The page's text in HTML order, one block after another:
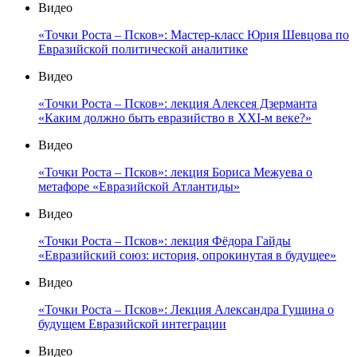
Видео
«Точки Роста – Псков»: Мастер-класс Юрия Шевцова по
Евразийской политической аналитике
Видео
«Точки Роста – Псков»: лекция Алексея Дзерманта
«Каким должно быть евразийство в XXI-м веке?»
Видео
«Точки Роста – Псков»: лекция Бориса Межуева о
метафоре «Евразийской Атлантиды»
Видео
«Точки Роста – Псков»: лекция Фёдора Гайды
«Евразийский союз: история, опрокинутая в будущее»
Видео
«Точки Роста – Псков»: Лекция Александра Гущина о
будущем Евразийской интеграции
Видео